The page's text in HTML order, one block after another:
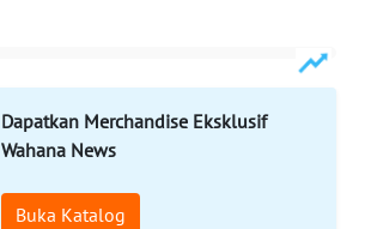
Dapatkan Merchandise Eksklusif
Wahana News
Buka Katalog